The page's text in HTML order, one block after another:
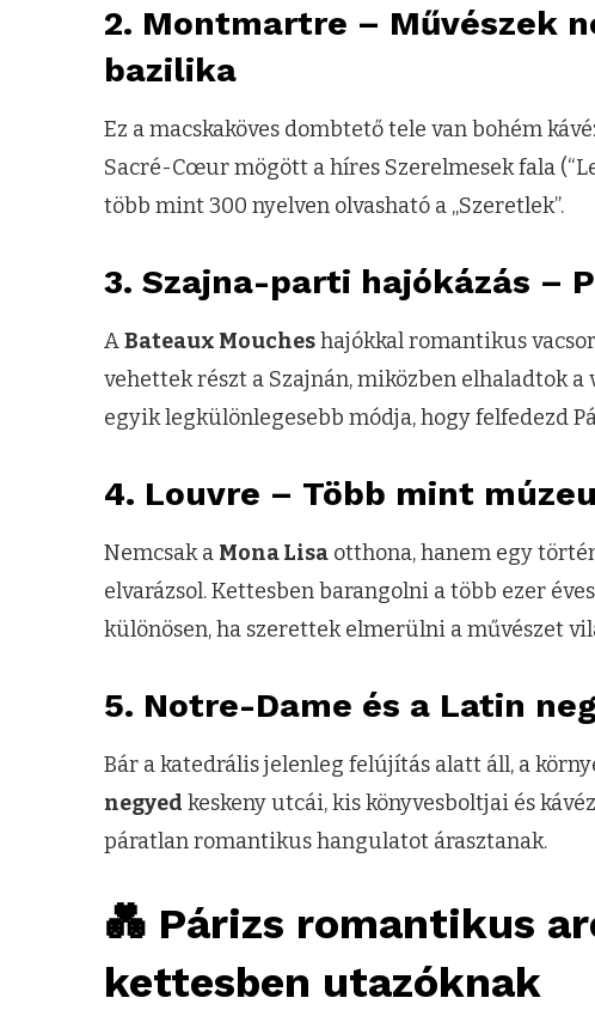
2. Montmartre – Művészek
bazilika
Ez a macskaköves dombtető tele van bohém
Sacré-Cœur mögött a híres Szerelmesek fala
több mint 300 nyelven olvasható a „Szeretlek”.
3. Szajna-parti hajókázás –
ABateaux Moucheshajókkal romantikus
vehettek részt a Szajnán, miközben elhaladtok
egyik legkülönlegesebb módja, hogy felfedezd
4. Louvre – Több mint
Nemcsak a Mona Lisa otthona, hanem egy
elvarázsol. Kettesben barangolni a több ezer
különösen, ha szerettek elmerülni a művészet
5. Notre-Dame és a Latin
Bár a katedrális jelenleg felújítás alatt áll, a
negyed keskeny utcái, kis könyvesboltjai és
páratlan romantikus hangulatot árasztanak.
💑 Párizs romantikus
kettesben utazóknak